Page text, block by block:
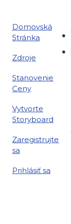
Domovská
Stránka
Zdroje
Stanovenie
Ceny
Vytvorte
Storyboard
Zaregistrujte
sa
Prihlásiť sa